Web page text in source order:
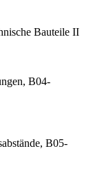
Bauteile II
B04-
B05-